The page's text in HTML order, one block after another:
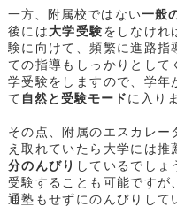
一方、附属校ではない一般
後には 大学受験 をしなけれ
験に向けて、頻繁に進路指
ての指導もしっかりとし
学受験をしますので、学年
て 自然と受験モード に入り
その点、附属のエスカレー
え取れていたら大学には推
分のんびり しているでしょ
受験することも可能ですが
通塾もせずにのんびりして